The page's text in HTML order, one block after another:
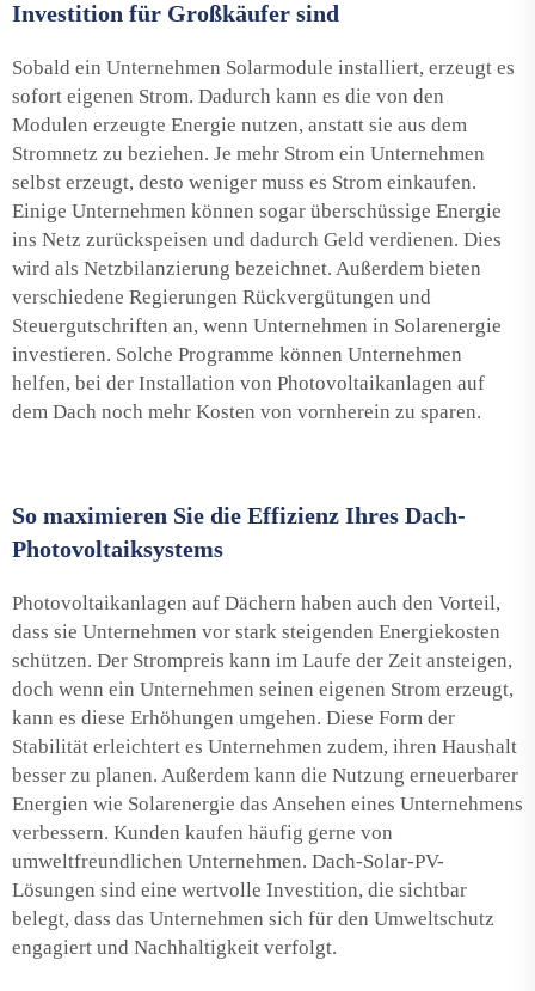
Investition für Großkäufer sind
Sobald ein Unternehmen Solarmodule installiert, erzeugt es
sofort eigenen Strom. Dadurch kann es die von den
Modulen erzeugte Energie nutzen, anstatt sie aus dem
Stromnetz zu beziehen. Je mehr Strom ein Unternehmen
selbst erzeugt, desto weniger muss es Strom einkaufen.
Einige Unternehmen können sogar überschüssige Energie
ins Netz zurückspeisen und dadurch Geld verdienen. Dies
wird als Netzbilanzierung bezeichnet. Außerdem bieten
verschiedene Regierungen Rückvergütungen und
Steuergutschriften an, wenn Unternehmen in Solarenergie
investieren. Solche Programme können Unternehmen
helfen, bei der Installation von Photovoltaikanlagen auf
dem Dach noch mehr Kosten von vornherein zu sparen.
So maximieren Sie die Effizienz Ihres Dach-
Photovoltaiksystems
Photovoltaikanlagen auf Dächern haben auch den Vorteil,
dass sie Unternehmen vor stark steigenden Energiekosten
schützen. Der Strompreis kann im Laufe der Zeit ansteigen,
doch wenn ein Unternehmen seinen eigenen Strom erzeugt,
kann es diese Erhöhungen umgehen. Diese Form der
Stabilität erleichtert es Unternehmen zudem, ihren Haushalt
besser zu planen. Außerdem kann die Nutzung erneuerbarer
Energien wie Solarenergie das Ansehen eines Unternehmens
verbessern. Kunden kaufen häufig gerne von
umweltfreundlichen Unternehmen. Dach-Solar-PV-
Lösungen sind eine wertvolle Investition, die sichtbar
belegt, dass das Unternehmen sich für den Umweltschutz
engagiert und Nachhaltigkeit verfolgt.